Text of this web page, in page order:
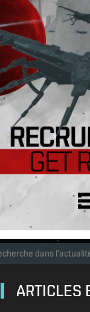
ARTICLES